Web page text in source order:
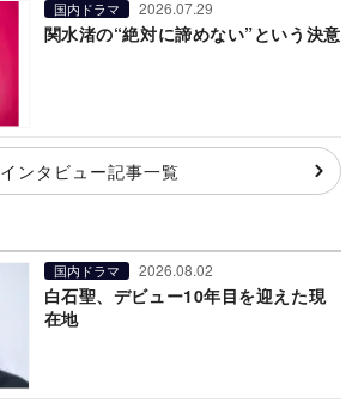
国内ドラマ 2026.07.29
関水渚の“絶対に諦めない”という決意
インタビュー記事一覧
国内ドラマ 2026.08.02
白石聖、デビュー10年目を迎えた現
在地